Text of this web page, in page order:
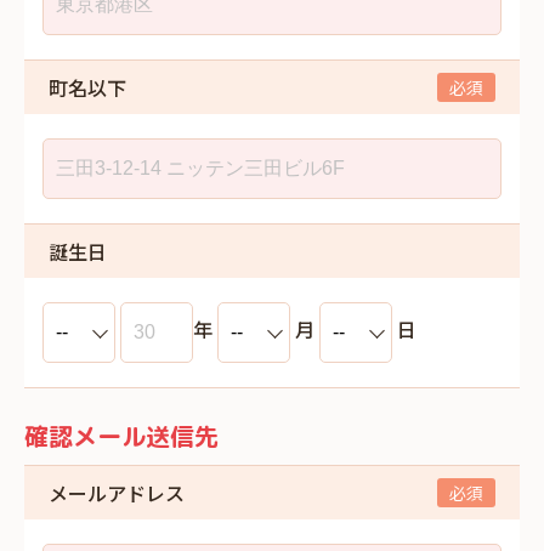
町名以下
誕生日
年 月 日
確認メール送信先
メールアドレス